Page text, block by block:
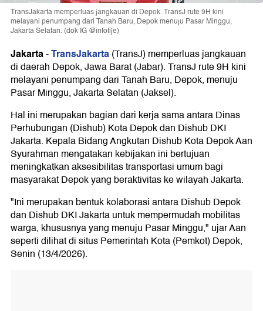
TransJakarta memperluas jangkauan di Depok. TransJ rute 9H kini
melayani penumpang dari Tanah Baru, Depok menuju Pasar Minggu,
Jakarta Selatan. (dok IG @infotije)
Jakarta-TransJakarta(TransJ) memperluas jangkauan
di daerah Depok, Jawa Barat (Jabar). TransJ rute 9H kini
melayani penumpang dari Tanah Baru, Depok, menuju
Pasar Minggu, Jakarta Selatan (Jaksel).
Hal ini merupakan bagian dari kerja sama antara Dinas
Perhubungan (Dishub) Kota Depok dan Dishub DKI
Jakarta. Kepala Bidang Angkutan Dishub Kota Depok Aan
Syurahman mengatakan kebijakan ini bertujuan
meningkatkan aksesibilitas transportasi umum bagi
masyarakat Depok yang beraktivitas ke wilayah Jakarta.
"Ini merupakan bentuk kolaborasi antara Dishub Depok
dan Dishub DKI Jakarta untuk mempermudah mobilitas
warga, khususnya yang menuju Pasar Minggu," ujar Aan
seperti dilihat di situs Pemerintah Kota (Pemkot) Depok,
Senin (13/4/2026).